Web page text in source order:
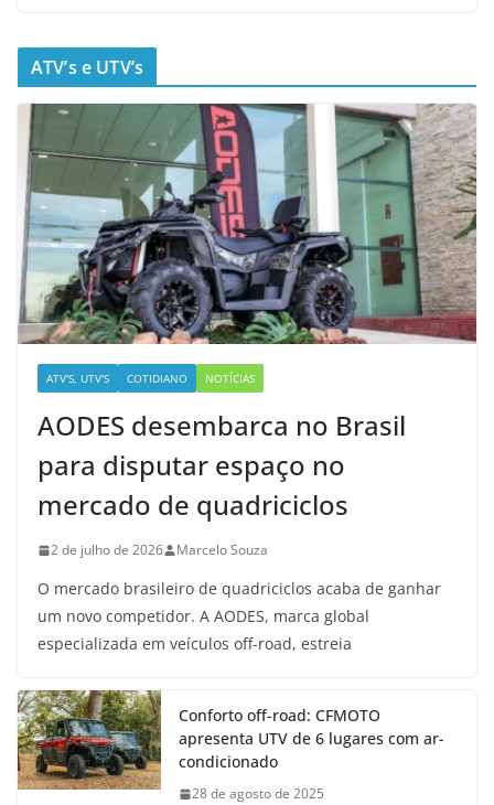
ATV’s e UTV’s
ATV'S, UTV'S COTIDIANO NOTÍCIAS
AODES desembarca no Brasil
para disputar espaço no
mercado de quadriciclos
2 de julho de 2026 Marcelo Souza
O mercado brasileiro de quadriciclos acaba de ganhar
um novo competidor. A AODES, marca global
especializada em veículos off-road, estreia
Conforto off-road: CFMOTO
apresenta UTV de 6 lugares com ar-
condicionado
28 de agosto de 2025